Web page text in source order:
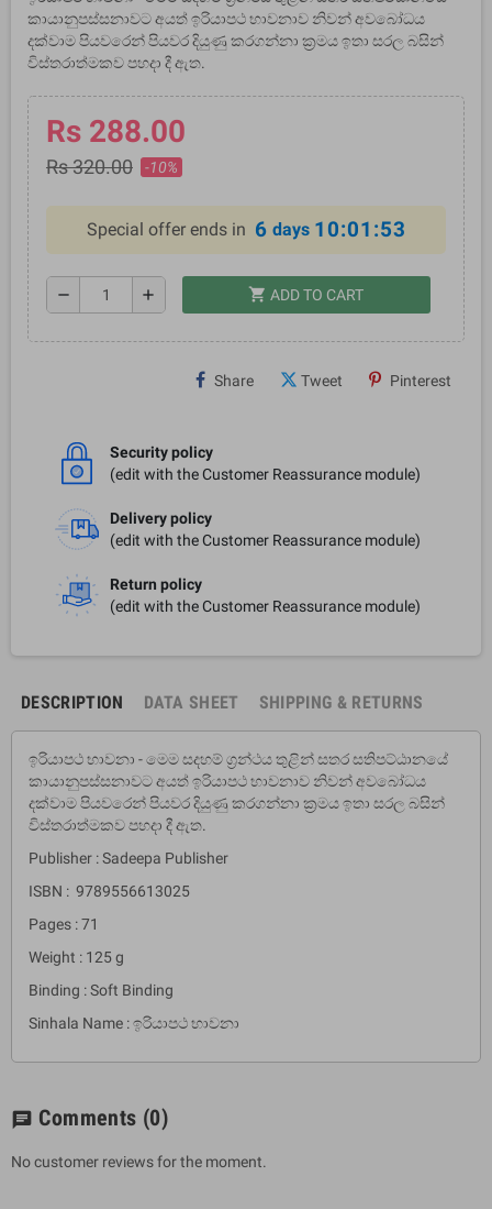
කායානුපස්සනාවට අයත් ඉරියාපථ භාවනාව නිවන් අවබෝධය
දක්වාම පියවරෙන් පියවර දියුණු කරගන්නා ක‍්‍රමය ඉතා සරල බසින්
විස්තරාත්මකව පහදා දී ඇත.
Rs 288.00
Rs 320.00 -10%
Special offer ends in 6 days 10:01:53
remove add shopping_cart ADD TO CART
Share Tweet Pinterest
Security policy
(edit with the Customer Reassurance module)
Delivery policy
(edit with the Customer Reassurance module)
Return policy
(edit with the Customer Reassurance module)
DESCRIPTION DATA SHEET SHIPPING & RETURNS
ඉරියාපථ භාවනා - මෙම සදහම් ග‍්‍රන්ථය තුළින් සතර සතිපට්ඨානයේ
කායානුපස්සනාවට අයත් ඉරියාපථ භාවනාව නිවන් අවබෝධය
දක්වාම පියවරෙන් පියවර දියුණු කරගන්නා ක‍්‍රමය ඉතා සරල බසින්
විස්තරාත්මකව පහදා දී ඇත.
Publisher : Sadeepa Publisher
ISBN : 9789556613025
Pages : 71
Weight : 125 g
Binding : Soft Binding
Sinhala Name : ඉරියාපථ භාවනා
chat Comments (0)
No customer reviews for the moment.